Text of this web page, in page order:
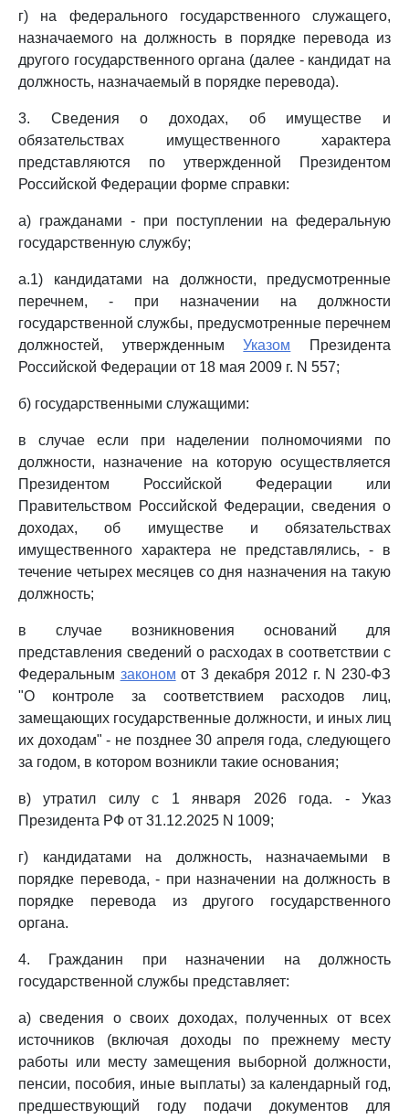
г) на федерального государственного служащего,
назначаемого на должность в порядке перевода из
другого государственного органа (далее - кандидат на
должность, назначаемый в порядке перевода).
3. Сведения о доходах, об имуществе и
обязательствах имущественного характера
представляются по утвержденной Президентом
Российской Федерации форме справки:
а) гражданами - при поступлении на федеральную
государственную службу;
а.1) кандидатами на должности, предусмотренные
перечнем, - при назначении на должности
государственной службы, предусмотренные перечнем
должностей, утвержденнымУказом Президента
Российской Федерации от 18 мая 2009 г. N 557;
б) государственными служащими:
в случае если при наделении полномочиями по
должности, назначение на которую осуществляется
Президентом Российской Федерации или
Правительством Российской Федерации, сведения о
доходах, об имуществе и обязательствах
имущественного характера не представлялись, - в
течение четырех месяцев со дня назначения на такую
должность;
в случае возникновения оснований для
представления сведений о расходах в соответствии с
Федеральным законом от 3 декабря 2012 г. N 230-ФЗ
"О контроле за соответствием расходов лиц,
замещающих государственные должности, и иных лиц
их доходам" - не позднее 30 апреля года, следующего
за годом, в котором возникли такие основания;
в) утратил силу с 1 января 2026 года. - Указ
Президента РФ от 31.12.2025 N 1009;
г) кандидатами на должность, назначаемыми в
порядке перевода, - при назначении на должность в
порядке перевода из другого государственного
органа.
4. Гражданин при назначении на должность
государственной службы представляет:
а) сведения о своих доходах, полученных от всех
источников (включая доходы по прежнему месту
работы или месту замещения выборной должности,
пенсии, пособия, иные выплаты) за календарный год,
предшествующий году подачи документов для